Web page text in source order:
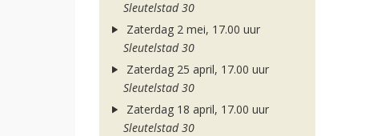
Sleutelstad 30
Zaterdag 2 mei, 17.00 uur
Sleutelstad 30
Zaterdag 25 april, 17.00 uur
Sleutelstad 30
Zaterdag 18 april, 17.00 uur
Sleutelstad 30